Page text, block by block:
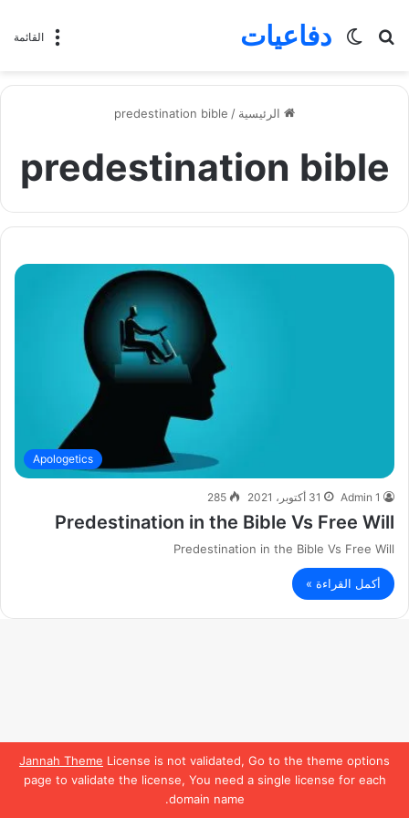
Jannah Theme License is not validated, Go to the theme options
page to validate the license, You need a single license for each
domain name.
القائمة دفاعيات
بحث
الوضع
الرئيسية /
predestination bible
predestination bible
Apologetics
Admin 1 31 أكتوبر، 2021 285
Predestination in the Bible Vs Free Will
Predestination in the Bible Vs Free Will
أكمل القراءة »